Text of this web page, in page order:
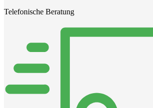
Telefonische Beratung